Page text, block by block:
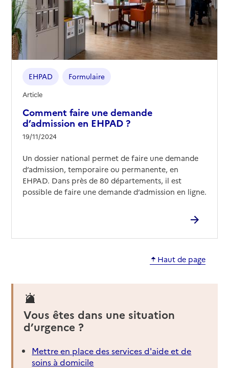
Comment faire une demande
d’admission en EHPAD ?
19/11/2024
EHPAD Formulaire
Article
Un dossier national permet de faire une demande
d’admission, temporaire ou permanente, en
EHPAD. Dans près de 80 départements, il est
possible de faire une demande d’admission en ligne.
Haut de page
Vous êtes dans une situation
d’urgence ?
Mettre en place des services d'aide et de
soins à domicile